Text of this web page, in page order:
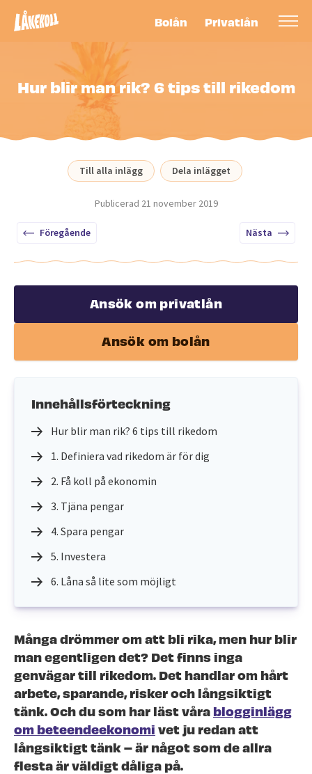
Bolån Privatlån
Hur blir man rik? 6 tips till rikedom
Till alla inlägg Dela inlägget
Publicerad 21 november 2019
Föregående Nästa
Ansök om privatlån
Ansök om bolån
Innehållsförteckning
Hur blir man rik? 6 tips till rikedom
1. Definiera vad rikedom är för dig
2. Få koll på ekonomin
3. Tjäna pengar
4. Spara pengar
5. Investera
6. Låna så lite som möjligt
Många drömmer om att bli rika, men hur blir
man egentligen det? Det finns inga
genvägar till rikedom. Det handlar om hårt
arbete, sparande, risker och långsiktigt
tänk. Och du som har läst våra blogginlägg
om beteendeekonomi vet ju redan att
långsiktigt tänk – är något som de allra
flesta är väldigt dåliga på.